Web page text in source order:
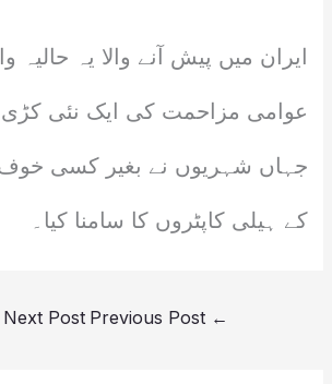
ایران میں پیش آنے والا یہ
عوامی مزاحمت کی ایک نئی کڑی
جہاں شہریوں نے بغیر کسی خوف
کے ہیلی کاپٹروں کا سامنا کیا۔
←
Next Post